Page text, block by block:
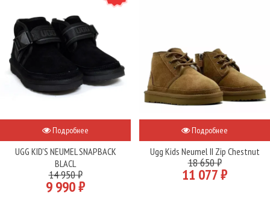
Подробнее
UGG KID'S NEUMEL SNAPBACK
BLACL
14 950 ₽
9 990 ₽
Подробнее
Ugg Kids Neumel II Zip Chestnut
18 650 ₽
11 077 ₽